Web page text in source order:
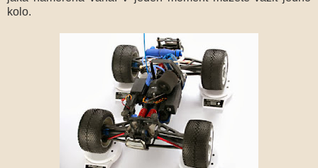
kolo.